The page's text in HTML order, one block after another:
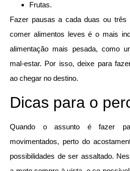
Frutas.
Fazer pausas a cada duas ou três
comer alimentos leves é o mais
alimentação mais pesada, como
mal-estar. Por isso, deixe para
ao chegar no destino.
Dicas para o
Quando o assunto é fazer
movimentados, perto do
possibilidades de ser assaltado.